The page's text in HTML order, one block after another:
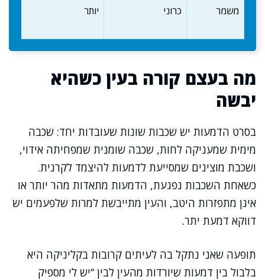
משמר
כרוני
יותר
מה בעצם קורה בעין כשהיא
יבשה
בסרט הדמעות יש שכבות שונות שעובדות יחד: שכבה
מימית שמעניקה לחות, שכבה שומנית שמפחיתה אידוי,
ושכבת מוצינים שמסייעת לדמעות להיצמד לקרנית.
כשאחת השכבות נפגעת, הדמעות מתאדות מהר יותר או
אינן מתפזרות היטב, והעין מתייבשת למרות שלפעמים יש
דווקא דמעת יתר.
תופעה שאני נתקל בה לעיתים קרובות בקליניקה היא
בלבול בין דמעות שיורדות מהעין לבין “יש לי מספיק